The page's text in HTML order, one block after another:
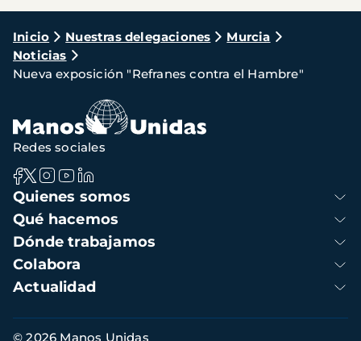
Ruta
de
navegación
Inicio Nuestras delegaciones
Murcia
Noticias
Nueva exposición "Refranes contra el Hambre"
Navegación
principal
Quienes somos
Qué hacemos
Dónde trabajamos
Colabora
Actualidad
Redes sociales
Información
© 2026 Manos Unidas